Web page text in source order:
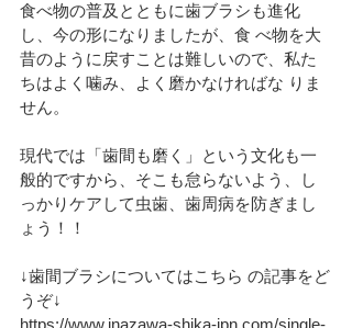
食べ物の普及とともに歯ブラシも進化
し、今の形になりましたが、食 べ物を大
昔のように戻すことは難しいので、私た
ちはよく噛み、よく磨かなければな りま
せん。
現代では「歯間も磨く」という文化も一
般的ですから、そこも怠らないよう、し
っかりケアして虫歯、歯周病を防ぎまし
ょう！！
↓歯間ブラシについてはこちら の記事をど
うぞ↓